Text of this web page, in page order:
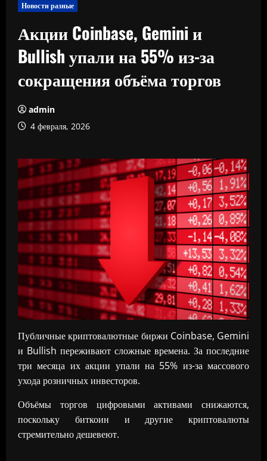
Новости разные
Акции Coinbase, Gemini и
Bullish упали на 55% из-за
сокращения объёма торгов
admin
4 февраля, 2026
Публичные криптовалютные биржи Coinbase, Gemini
и Bullish переживают сложные времена. За последние
три месяца их акции упали на 55% из-за массового
ухода розничных инвесторов.
Объёмы торгов цифровыми активами снижаются,
поскольку биткоин и другие криптовалюты
стремительно дешевеют.